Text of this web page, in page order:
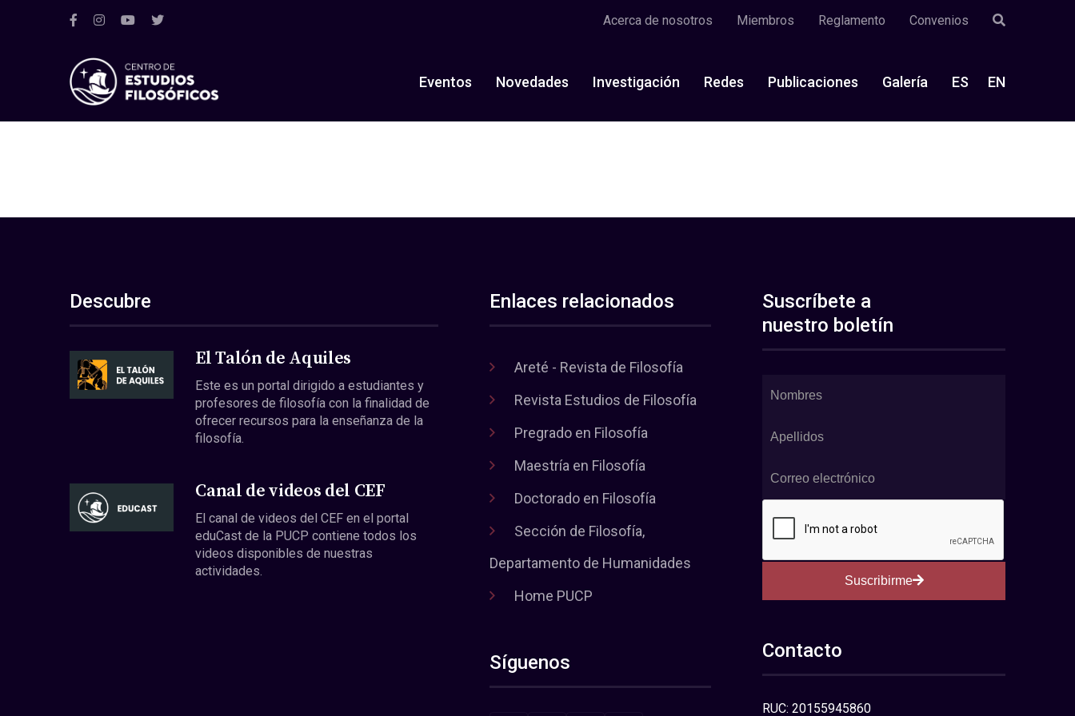
Acerca de nosotros Miembros Reglamento Convenios
Eventos Novedades Investigación Redes Publicaciones Galería ES EN
Descubre
El Talón de Aquiles
Este es un portal dirigido a estudiantes y
profesores de filosofía con la finalidad de
ofrecer recursos para la enseñanza de la
filosofía.
Canal de videos del CEF
El canal de videos del CEF en el portal
eduCast de la PUCP contiene todos los
videos disponibles de nuestras
actividades.
Enlaces relacionados
Areté - Revista de Filosofía
Revista Estudios de Filosofía
Pregrado en Filosofía
Maestría en Filosofía
Doctorado en Filosofía
Sección de Filosofía,
Departamento de Humanidades
Home PUCP
Síguenos
Suscríbete a
nuestro boletín
Suscribirme
Contacto
RUC: 20155945860